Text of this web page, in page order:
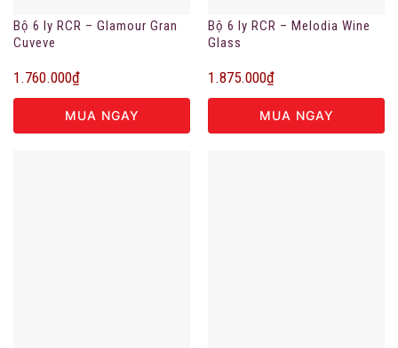
Bộ 6 ly RCR – Glamour Gran
Cuveve
1.760.000₫
MUA NGAY
Bộ 6 ly RCR – Melodia Wine
Glass
1.875.000₫
MUA NGAY